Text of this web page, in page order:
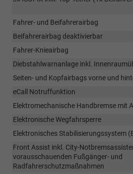
Fahrer- und Beifahrerairbag
Beifahrerairbag deaktivierbar
Fahrer-Knieairbag
Diebstahlwarnanlage inkl.
Seiten- und Kopfairbags vorne und
eCall Notruffunktion
Elektromechanische Handbremse mit
Elektronische Wegfahrsperre
Elektronisches Stabilisierungssystem
Front Assist inkl. City-
vorausschauenden Fußgänger- und
Radfahrerschutzmaßnahmen